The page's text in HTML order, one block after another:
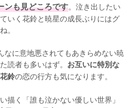
ンも見どころです。泣き出したい
いく花鈴と暁星の成長ぶりにはグ
。
なに意地悪されてもあきらめない暁
読者も多いはず。 お互いに特別な
鈴の恋の行方も気になります。
描く「誰も泣かない優しい世界」